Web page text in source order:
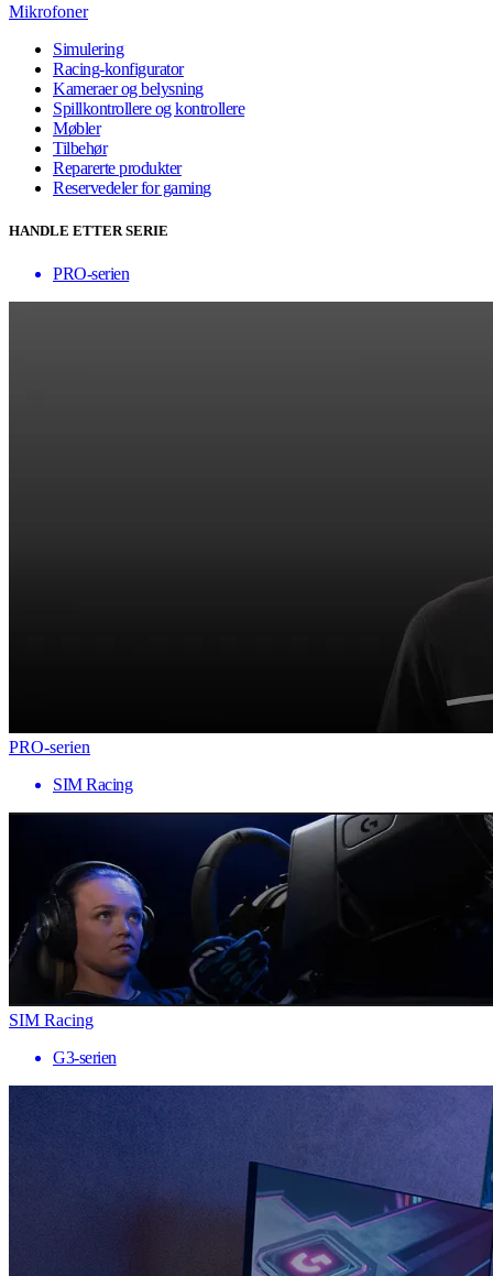
Mikrofoner
Simulering
Racing-konfigurator
Kameraer og belysning
Spillkontrollere og kontrollere
Møbler
Tilbehør
Reparerte produkter
Reservedeler for gaming
HANDLE ETTER SERIE
PRO-serien
PRO-serien
SIM Racing
SIM Racing
G3-serien